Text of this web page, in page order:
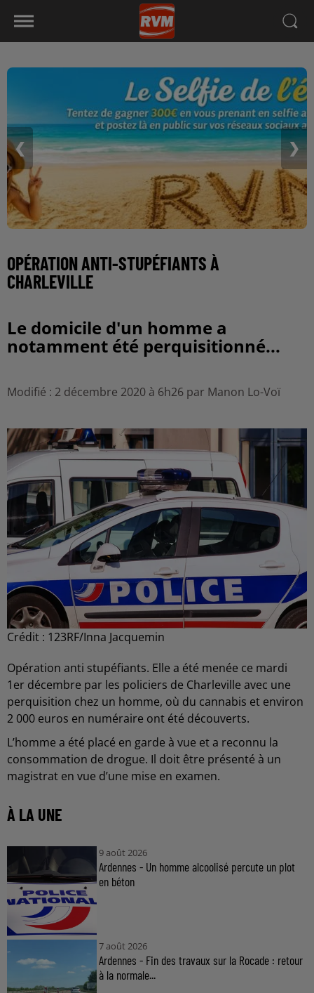
❮ ❯
OPÉRATION ANTI-STUPÉFIANTS À
CHARLEVILLE
Le domicile d'un homme a
notamment été perquisitionné...
Modifié : 2 décembre 2020 à 6h26 par Manon Lo-Voï
Crédit : 123RF/Inna Jacquemin
Opération anti stupéfiants. Elle a été menée ce mardi
1er décembre par les policiers de Charleville avec une
perquisition chez un homme, où du cannabis et environ
2 000 euros en numéraire ont été découverts.
L’homme a été placé en garde à vue et a reconnu la
consommation de drogue. Il doit être présenté à un
magistrat en vue d’une mise en examen.
À LA UNE
9 août 2026
Ardennes - Un homme alcoolisé percute un plot
en béton
7 août 2026
Ardennes - Fin des travaux sur la Rocade : retour
à la normale...